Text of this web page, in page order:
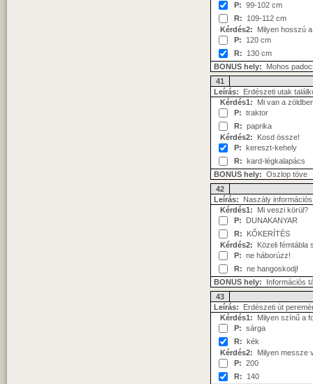
P: 99-102 cm
R: 109-112 cm
Kérdés2: Milyen hosszú
P: 120 cm
R: 130 cm
BONUS hely: Mohos
41
Leírás: Erdészeti utak
Kérdés1: Mi van a
P: traktor
R: paprika
Kérdés2: Kosd össze!
P: kereszt-kehely
R: kard-légkalapács
BONUS hely: Oszlop töve
42
Leírás: Naszály
Kérdés1: Mi veszi körül?
P: DUNAKANYAR
R: KŐKERÍTÉS
Kérdés2: Közeli fémtábla
P: ne háborúzz!
R: ne hangoskodj!
BONUS hely: Információs
43
Leírás: Erdészeti út
Kérdés1: Milyen színű a
P: sárga
R: kék
Kérdés2: Milyen messze
P: 200
R: 140